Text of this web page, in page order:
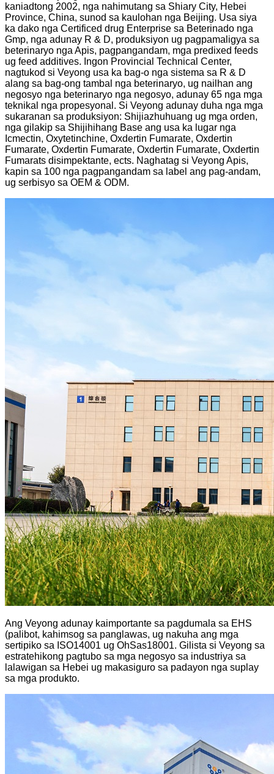
kaniadtong 2002, nga nahimutang sa Shiary City, Hebei
Province, China, sunod sa kaulohan nga Beijing. Usa siya
ka dako nga Certificed drug Enterprise sa Beterinado nga
Gmp, nga adunay R & D, produksiyon ug pagpamaligya sa
beterinaryo nga Apis, pagpangandam, mga predixed feeds
ug feed additives. Ingon Provincial Technical Center,
nagtukod si Veyong usa ka bag-o nga sistema sa R ​​& D
alang sa bag-ong tambal nga beterinaryo, ug nailhan ang
negosyo nga beterinaryo nga negosyo, adunay 65 nga mga
teknikal nga propesyonal. Si Veyong adunay duha nga mga
sukaranan sa produksiyon: Shijiazhuhuang ug mga orden,
nga gilakip sa Shijihihang Base ang usa ka lugar nga
Icmectin, Oxytetinchine, Oxdertin Fumarate, Oxdertin
Fumarate, Oxdertin Fumarate, Oxdertin Fumarate, Oxdertin
Fumarats disimpektante, ects. Naghatag si Veyong Apis,
kapin sa 100 nga pagpangandam sa label ang pag-andam,
ug serbisyo sa OEM & ODM.
Ang Veyong adunay kaimportante sa pagdumala sa EHS
(palibot, kahimsog sa panglawas, ug nakuha ang mga
sertipiko sa ISO14001 ug OhSas18001. Gilista si Veyong sa
estratehikong pagtubo sa mga negosyo sa industriya sa
lalawigan sa Hebei ug makasiguro sa padayon nga suplay
sa mga produkto.